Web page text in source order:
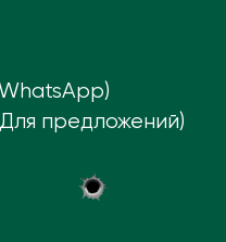
предложений)